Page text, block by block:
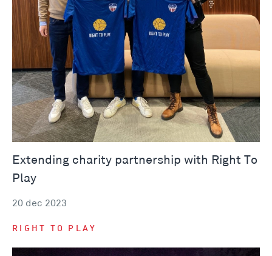
Extending charity partnership with Right To
Play
20 dec 2023
RIGHT TO PLAY